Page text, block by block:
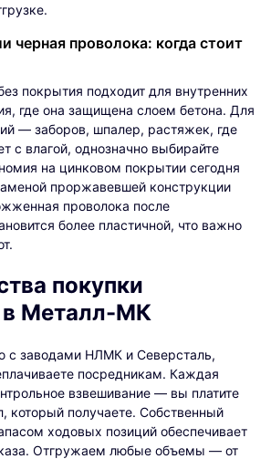
черная проволока: когда стоит
покрытия подходит для внутренних
где она защищена слоем бетона. Для
— заборов, шпалер, растяжек, где
с влагой, однозначно выбирайте
на цинковом покрытии сегодня
проржавевшей конструкции
проволока после
более пластичной, что важно
покупки
в Металл-МК
с заводами НЛМК и Северсталь,
посредникам. Каждая
взвешивание — вы платите
который получаете. Собственный
ходовых позиций обеспечивает
Отгружаем любые объемы — от